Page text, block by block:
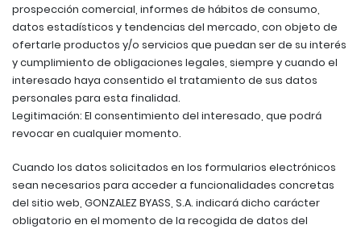
prospección comercial, informes de hábitos de consumo,
datos estadísticos y tendencias del mercado, con objeto de
ofertarle productos y/o servicios que puedan ser de su interés
y cumplimiento de obligaciones legales, siempre y cuando el
interesado haya consentido el tratamiento de sus datos
personales para esta finalidad.
Legitimación: El consentimiento del interesado, que podrá
revocar en cualquier momento.
Cuando los datos solicitados en los formularios electrónicos
sean necesarios para acceder a funcionalidades concretas
del sitio web, GONZALEZ BYASS, S.A. indicará dicho carácter
obligatorio en el momento de la recogida de datos del